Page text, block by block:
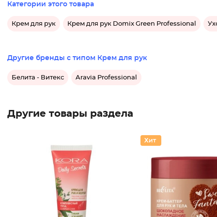
Категории этого товара
Крем для рук Крем для рук Domix Green Professional
Другие бренды с типом Крем для рук
Белита - Витекс Aravia Professional
Другие товары раздела